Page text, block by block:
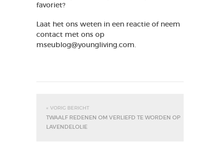
favoriet?
Laat het ons weten in een reactie of neem
contact met ons op
mseublog@youngliving.com.
« VORIG BERICHT
TWAALF REDENEN OM VERLIEFD TE WORDEN OP
LAVENDELOLIE